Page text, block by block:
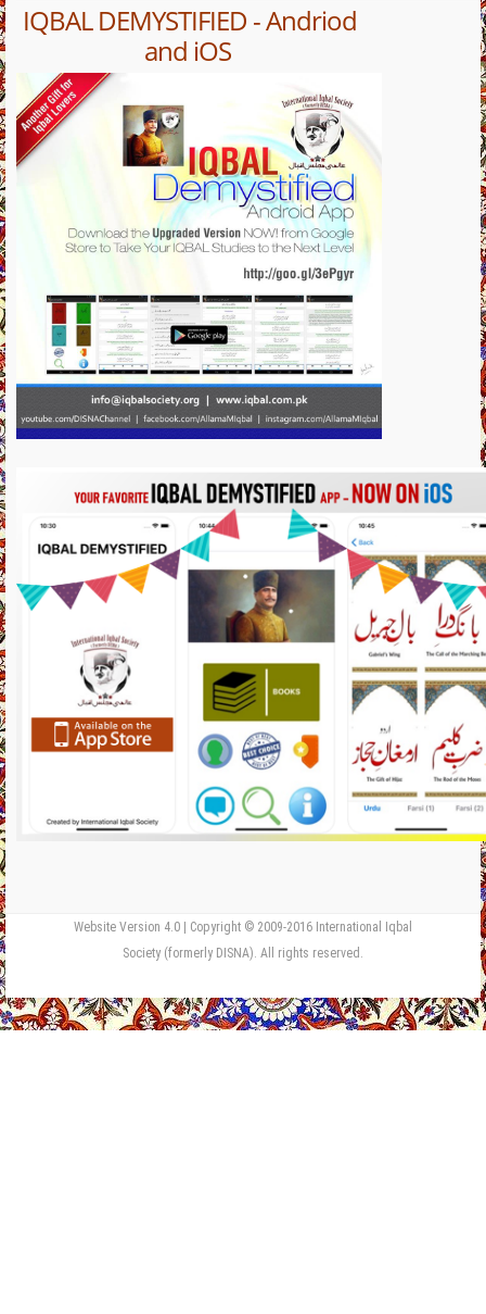
IQBAL DEMYSTIFIED - Andriod
and iOS
Website Version 4.0 | Copyright © 2009-2016 International Iqbal
Society (formerly DISNA). All rights reserved.